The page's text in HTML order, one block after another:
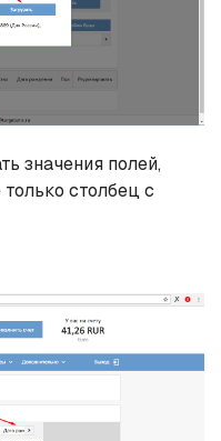
значения полей,
столбец с